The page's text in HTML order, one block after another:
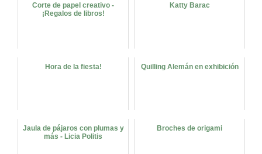
Corte de papel creativo -
¡Regalos de libros!
Katty Barac
Hora de la fiesta! Quilling Alemán en exhibición
Jaula de pájaros con plumas y
más - Licia Politis
Broches de origami